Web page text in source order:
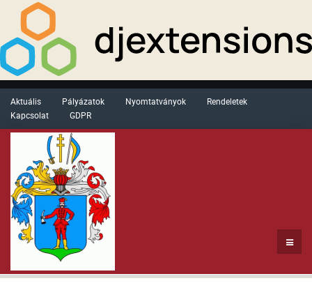
Aktuális Pályázatok Nyomtatványok
Rendeletek
Kapcsolat
GDPR